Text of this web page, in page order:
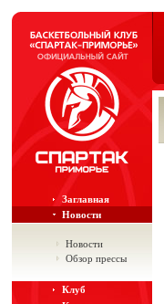
Заглавная
Новости
Новости
Обзор прессы
Клуб